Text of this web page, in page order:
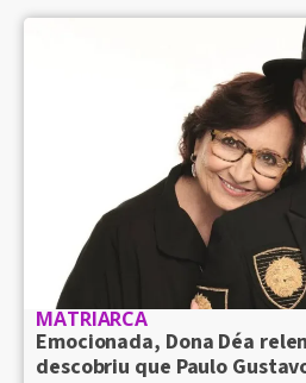
MATRIARCA
Emocionada, Dona Déa
descobriu que Paulo